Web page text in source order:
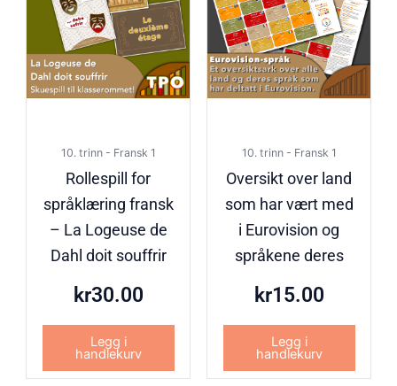
10. trinn - Fransk 1
Rollespill for
språklæring fransk
– La Logeuse de
Dahl doit souffrir
kr30.00
Legg i
handlekurv
10. trinn - Fransk 1
Oversikt over land
som har vært med
i Eurovision og
språkene deres
kr15.00
Legg i
handlekurv